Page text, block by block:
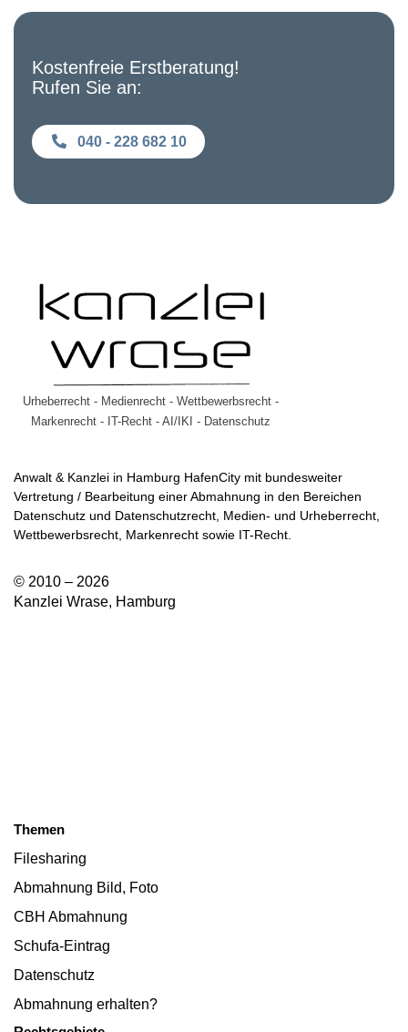
Kostenfreie Erstberatung!
Rufen Sie an:
040 - 228 682 10
Urheberrecht - Medienrecht - Wettbewerbsrecht -
Markenrecht - IT-Recht - AI/IKI - Datenschutz
Anwalt & Kanzlei in Hamburg HafenCity mit bundesweiter
Vertretung / Bearbeitung einer Abmahnung in den Bereichen
Datenschutz und Datenschutzrecht, Medien- und Urheberrecht,
Wettbewerbsrecht, Markenrecht sowie IT-Recht.
© 2010 – 2026
Kanzlei Wrase, Hamburg
Themen
Filesharing
Abmahnung Bild, Foto
CBH Abmahnung
Schufa-Eintrag
Datenschutz
Abmahnung erhalten?